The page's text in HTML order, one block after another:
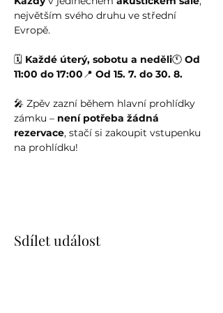
největším svého druhu ve střední
Evropě.
🗓️ Každé úterý, sobotu a neděli🕚 Od
11:00 do 17:00📍 Od 15. 7. do 30. 8.
🎤 Zpěv zazní během hlavní prohlídky
zámku – není potřeba žádná
rezervace, stačí si zakoupit vstupenku
na prohlídku!
Sdílet událost